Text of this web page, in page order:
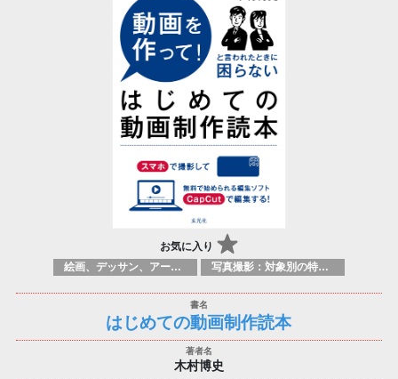
お気に入り
絵画、デッサン、アートマニュアル 写真撮影：対象別の特定のテクニック、原理
はじめての動画制作読本
木村博史